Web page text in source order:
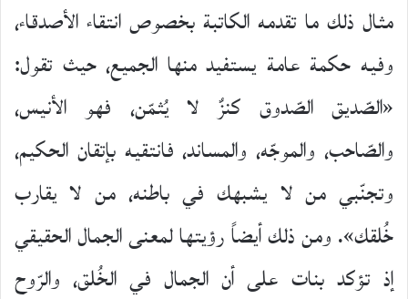
مثال ذلك ما تقدمه الكاتبة بخصوص انتقاء الأصدقاء،
وفيه حكمة عامة يستفيد منها الجميع، حيث تقول:
«الصّديق الصّدوق كنزٌ لا يُثمّن، فهو الأنيس،
والصّاحب، والموجّه، والمساند، فانتقيه بإتقان الحكيم،
وتجنّبي من لا يشبهك في باطنه، من لا يقارب
خُلقك». ومن ذلك أيضاً رؤيتها لمعنى الجمال الحقيقي
إذ تؤكد بنات على أن الجمال في الخُلق، والرّوح